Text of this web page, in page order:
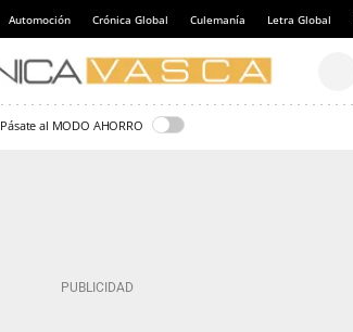
Automoción Crónica Global Culemanía Letra Global
Pásate al MODO AHORRO